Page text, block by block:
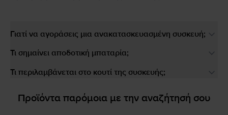
Γιατί να αγοράσεις μια ανακατασκευασμένη συσκευή;
Τι σημαίνει αποδοτική μπαταρία;
Τι περιλαμβάνεται στο κουτί της συσκευής;
Προϊόντα παρόμοια με την αναζήτησή σου